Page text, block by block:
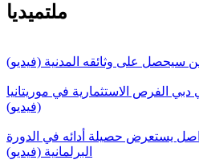
ملتميديا
على وثائقه المدنية (فيديو)
الفرص الاستثمارية في موريتانيا
(فيديو)
يستعرض حصيلة أدائه في الدورة
البرلمانية (فيديو)